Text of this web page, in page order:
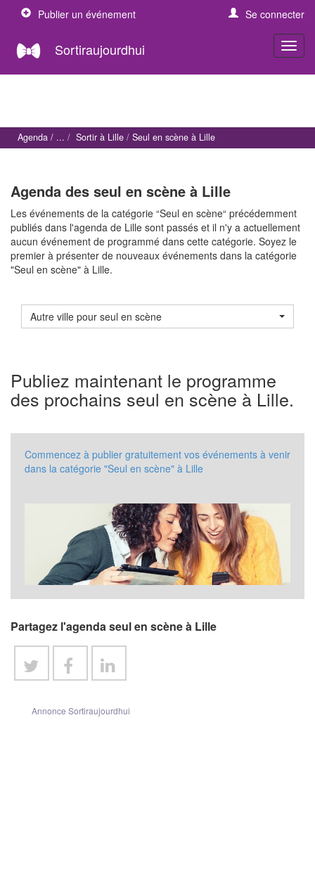
Publier un événement Se connecter
Sortiraujourdhui
Agenda Sortir à Lille Seul en scène à Lille
Agenda des seul en scène à Lille
Les événements de la catégorie “Seul en scène“ précédemment
publiés dans l'agenda de Lille sont passés et il n'y a actuellement
aucun événement de programmé dans cette catégorie. Soyez le
premier à présenter de nouveaux événements dans la catégorie
"Seul en scène" à Lille.
Autre ville pour seul en scène
Publiez maintenant le programme
des prochains seul en scène à Lille.
Commencez à publier gratuitement vos événements à venir
dans la catégorie "Seul en scène" à Lille
Partagez l'agenda seul en scène à Lille
Annonce Sortiraujourdhui